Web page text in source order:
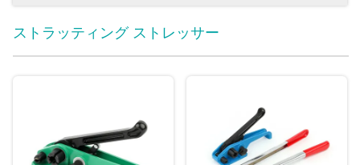
ストラッティング ストレッサー